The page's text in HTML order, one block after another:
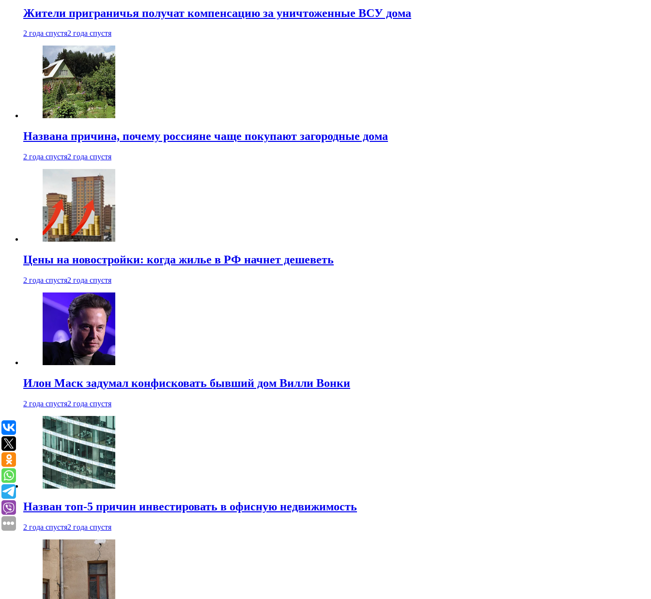
Жители приграничья получат компенсацию за уничтоженные ВСУ дома
2 года спустя2 года спустя
Названа причина, почему россияне чаще покупают загородные дома
2 года спустя2 года спустя
Цены на новостройки: когда жилье в РФ начнет дешеветь
2 года спустя2 года спустя
Илон Маск задумал конфисковать бывший дом Вилли Вонки
2 года спустя2 года спустя
Назван топ-5 причин инвестировать в офисную недвижимость
2 года спустя2 года спустя